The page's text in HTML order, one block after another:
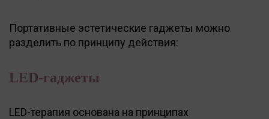
Портативные эстетические гаджеты можно
разделить по принципу действия:
LED-гаджеты
LED-терапия основана на принципах